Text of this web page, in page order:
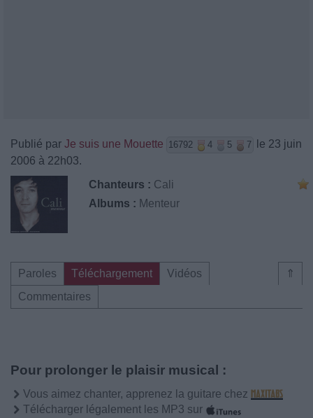
Publié par Je suis une Mouette 16792 4 5 7
le 23 juin
2006 à 22h03.
Chanteurs : Cali
Albums : Menteur
⇑
Paroles Téléchargement
Vidéos
Commentaires
Pour prolonger le plaisir musical :
Vous aimez chanter, apprenez la guitare chez
Télécharger légalement les MP3 sur